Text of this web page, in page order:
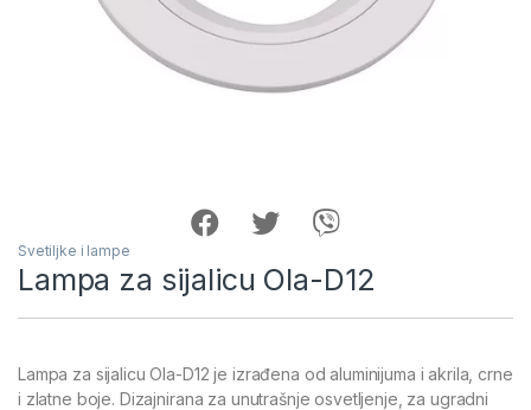
Svetiljke i lampe
Lampa za sijalicu Ola-D12
Lampa za sijalicu Ola-D12 je izrađena od aluminijuma i akrila, crne
i zlatne boje. Dizajnirana za unutrašnje osvetljenje, za ugradni